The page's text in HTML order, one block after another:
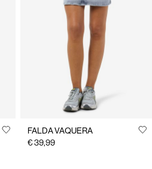
FALDA VAQUERA
€ 39,99